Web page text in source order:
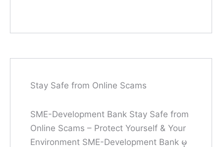
Stay Safe from Online Scams
SME-Development Bank Stay Safe from
Online Scams – Protect Yourself & Your
Environment SME-Development Bank မှ